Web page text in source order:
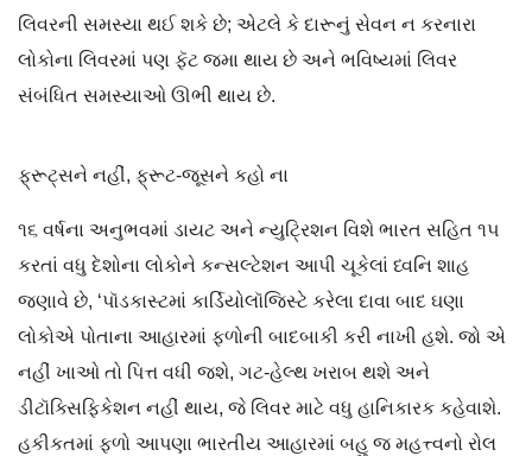
લિવરની સમસ્યા થઈ શકે છે; એટલે કે દારૂનું સેવન ન કરનારા
લોકોના લિવરમાં પણ ફૅટ જમા થાય છે અને ભવિષ્યમાં લિવર
સંબંધિત સમસ્યાઓ ઊભી થાય છે.
ફ્રૂટ્સને નહીં, ફ્રૂટ-જૂસને કહો ના
૧૬ વર્ષના અનુભવમાં ડાયટ અને ન્યુટ્રિશન વિશે ભારત સહિત ૧૫
કરતાં વધુ દેશોના લોકોને કન્સલ્ટેશન આપી ચૂકેલાં ધ્વનિ શાહ
જણાવે છે, ‘પૉડકાસ્ટમાં કાર્ડિયોલૉજિસ્ટે કરેલા દાવા બાદ ઘણા
લોકોએ પોતાના આહારમાં ફળોની બાદબાકી કરી નાખી હશે. જો એ
નહીં ખાઓ તો પિત્ત વધી જશે, ગટ-હેલ્થ ખરાબ થશે અને
ડીટૉક્સિફિકેશન નહીં થાય, જે લિવર માટે વધુ હાનિકારક કહેવાશે.
હકીકતમાં ફળો આપણા ભારતીય આહારમાં બહુ જ મહત્ત્વનો રોલ